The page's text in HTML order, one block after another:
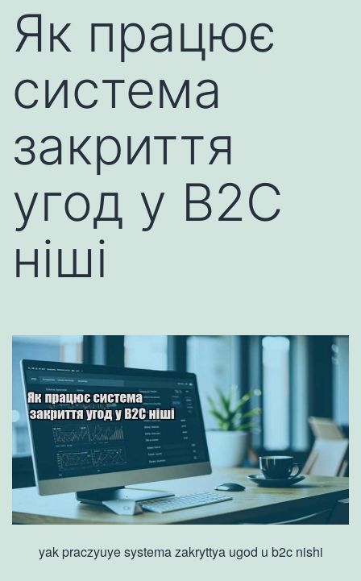
Як працює
система
закриття
угод у B2C
ніші
yak praczyuye systema zakryttya ugod u b2c nishi